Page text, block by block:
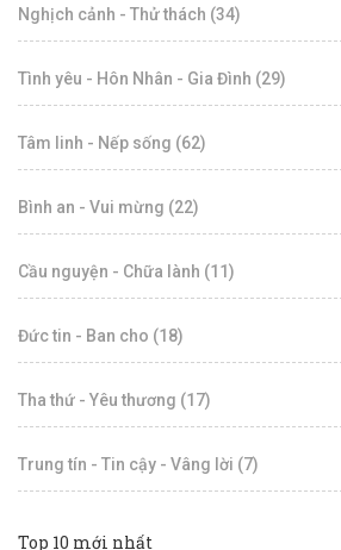
Nghịch cảnh - Thử thách (34)
Tình yêu - Hôn Nhân - Gia Đình (29)
Tâm linh - Nếp sống (62)
Bình an - Vui mừng (22)
Cầu nguyện - Chữa lành (11)
Đức tin - Ban cho (18)
Tha thứ - Yêu thương (17)
Trung tín - Tin cậy - Vâng lời (7)
Top 10 mới nhất